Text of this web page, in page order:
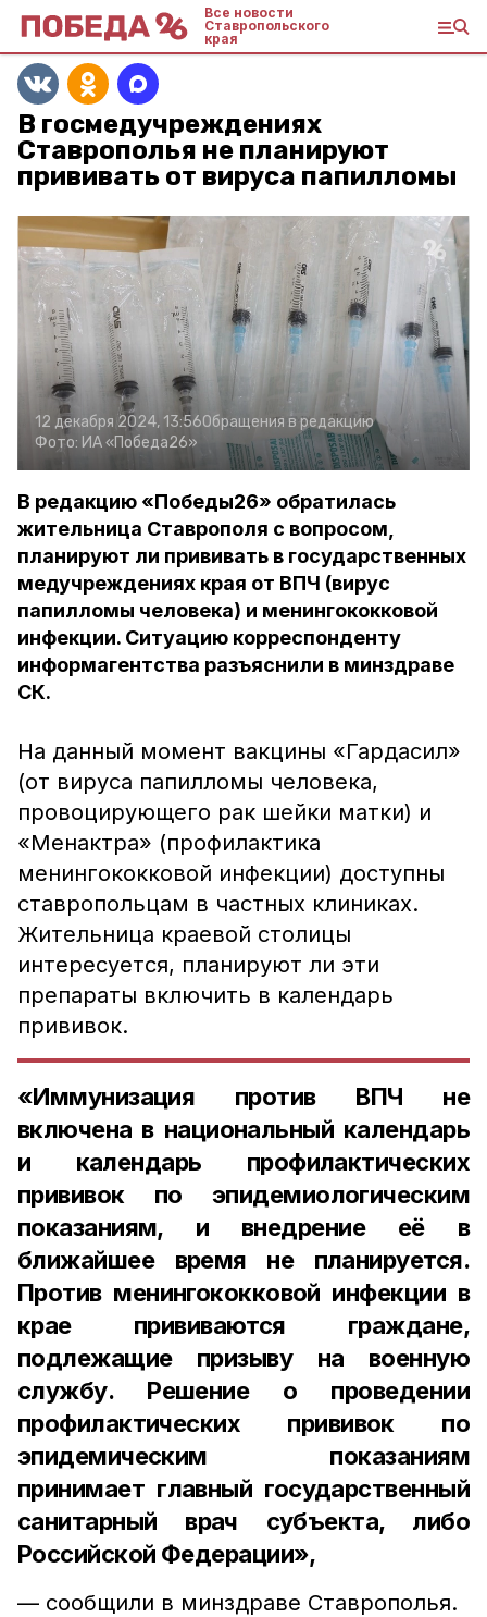
Все новости
Ставропольского
края
В госмедучреждениях
Ставрополья не планируют
прививать от вируса папилломы
12 декабря 2024, 13:56Обращения в редакцию
Фото: ИА «Победа26»
В редакцию «Победы26» обратилась
жительница Ставрополя с вопросом,
планируют ли прививать в государственных
медучреждениях края от ВПЧ (вирус
папилломы человека) и менингококковой
инфекции. Ситуацию корреспонденту
информагентства разъяснили в минздраве
СК.
На данный момент вакцины «Гардасил»
(от вируса папилломы человека,
провоцирующего рак шейки матки) и
«Менактра» (профилактика
менингококковой инфекции) доступны
ставропольцам в частных клиниках.
Жительница краевой столицы
интересуется, планируют ли эти
препараты включить в календарь
прививок.
«Иммунизация против ВПЧ не
включена в национальный календарь
и календарь профилактических
прививок по эпидемиологическим
показаниям, и внедрение её в
ближайшее время не планируется.
Против менингококковой инфекции в
крае прививаются граждане,
подлежащие призыву на военную
службу. Решение о проведении
профилактических прививок по
эпидемическим показаниям
принимает главный государственный
санитарный врач субъекта, либо
Российской Федерации»,
— сообщили в минздраве Ставрополья.